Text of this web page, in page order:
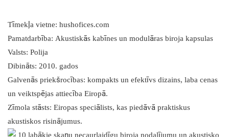
Tīmekļa vietne: hushofices.com
Pamatdarbība: Akustiskās kabīnes un modulāras biroja kapsulas
Valsts: Polija
Dibināts: 2010. gados
Galvenās priekšrocības: kompakts un efektīvs dizains, laba cenas
un veiktspējas attiecība Eiropā.
Zīmola stāsts: Eiropas speciālists, kas piedāvā praktiskus
akustiskos risinājumus.